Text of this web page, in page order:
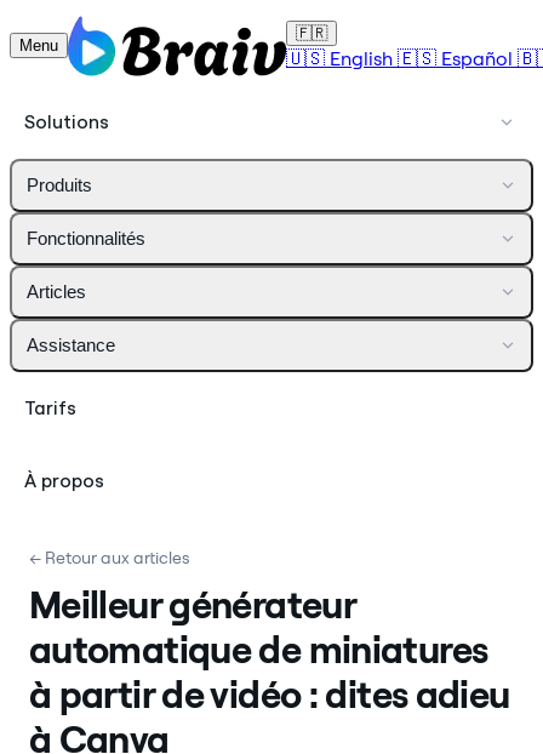
Menu
🇫🇷
🇺🇸 English 🇪🇸 Español
Solutions
Produits
Fonctionnalités
Articles
Assistance
Tarifs
À propos
← Retour aux articles
Meilleur générateur
automatique de miniatures
à partir de vidéo : dites adieu
à Canva